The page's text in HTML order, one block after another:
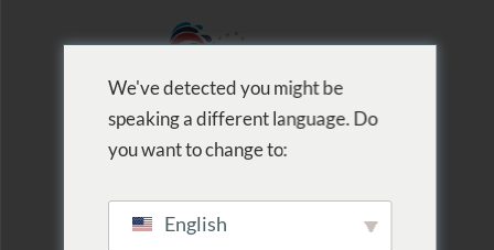
We've detected you might be
speaking a different language. Do
you want to change to:
English